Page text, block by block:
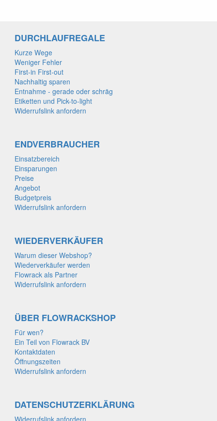
DURCHLAUFREGALE
Kurze Wege
Weniger Fehler
First-in First-out
Nachhaltig sparen
Entnahme - gerade oder schräg
Etiketten und Pick-to-light
Widerrufslink anfordern
ENDVERBRAUCHER
Einsatzbereich
Einsparungen
Preise
Angebot
Budgetpreis
Widerrufslink anfordern
WIEDERVERKÄUFER
Warum dieser Webshop?
Wiederverkäufer werden
Flowrack als Partner
Widerrufslink anfordern
ÜBER FLOWRACKSHOP
Für wen?
Ein Teil von Flowrack BV
Kontaktdaten
Öffnungszeiten
Widerrufslink anfordern
DATENSCHUTZERKLÄRUNG